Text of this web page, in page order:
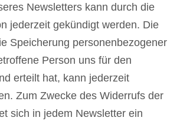
Newsletters kann durch die
jederzeit gekündigt werden. Die
Speicherung personenbezogener
Person uns für den
erteilt hat, kann jederzeit
Zum Zwecke des Widerrufs der
sich in jedem Newsletter ein